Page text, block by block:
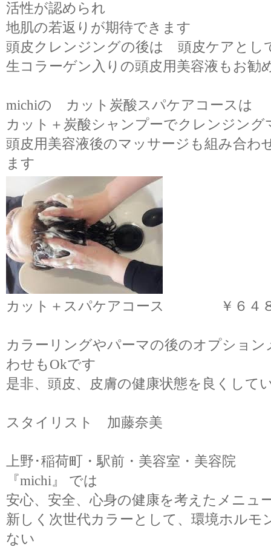
活性が認められ
地肌の若返りが期待できます
頭皮クレンジングの後は 頭皮ケアとし
生コラーゲン入りの頭皮用美容液もお勧
michiの カット炭酸スパケアコースは
カット＋炭酸シャンプーでクレンジング
頭皮用美容液後のマッサージも組み合わ
ます
カット＋スパケアコース ￥６４
カラーリングやパーマの後のオプショ
わせもOkです
是非、頭皮、皮膚の健康状態を良くして
スタイリスト 加藤奈美
上野･稲荷町・駅前・美容室・美容院
『michi』 では
安心、安全、心身の健康を考えたメニュ
新しく次世代カラーとして、環境ホルモ
ない